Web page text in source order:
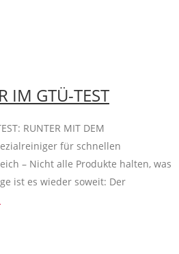
IM GTÜ-TEST
RUNTER MIT DEM
für schnellen
– Nicht alle Produkte halten, was
ist es wieder soweit: Der